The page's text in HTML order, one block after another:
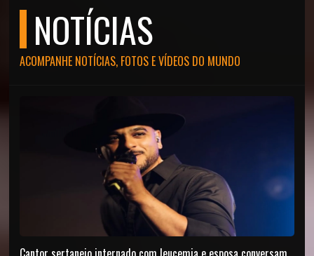
NOTÍCIAS
ACOMPANHE NOTÍCIAS, FOTOS E VÍDEOS DO MUNDO